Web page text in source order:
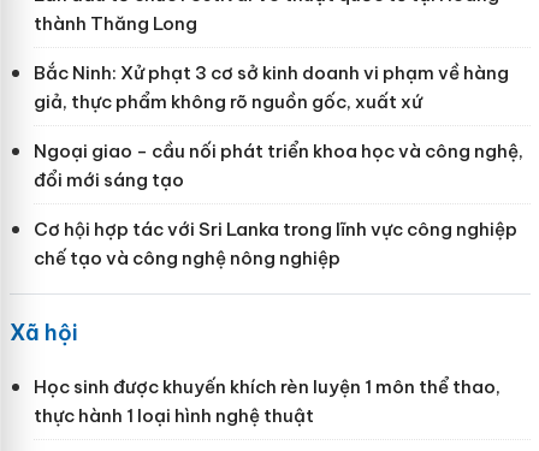
thành Thăng Long
Bắc Ninh: Xử phạt 3 cơ sở kinh doanh vi phạm về hàng
giả, thực phẩm không rõ nguồn gốc, xuất xứ
Ngoại giao - cầu nối phát triển khoa học và công nghệ,
đổi mới sáng tạo
Cơ hội hợp tác với Sri Lanka trong lĩnh vực công nghiệp
chế tạo và công nghệ nông nghiệp
Xã hội
Học sinh được khuyến khích rèn luyện 1 môn thể thao,
thực hành 1 loại hình nghệ thuật